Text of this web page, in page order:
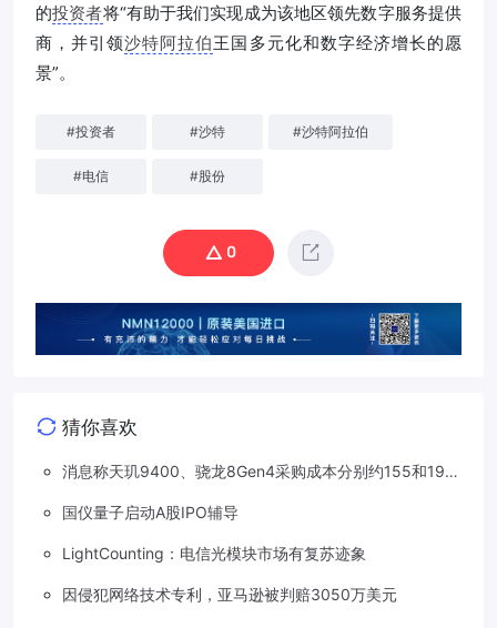
的投资者将“有助于我们实现成为该地区领先数字服务提供
商，并引领沙特阿拉伯王国多元化和数字经济增长的愿
景”。
#投资者 #沙特 #沙特阿拉伯
#电信 #股份
0
猜你喜欢
消息称天玑9400、骁龙8Gen4采购成本分别约155和190
国仪量子启动A股IPO辅导
LightCounting：电信光模块市场有复苏迹象
因侵犯网络技术专利，亚马逊被判赔3050万美元